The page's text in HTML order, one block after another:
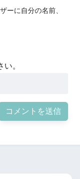
ーに自分の名前、
。